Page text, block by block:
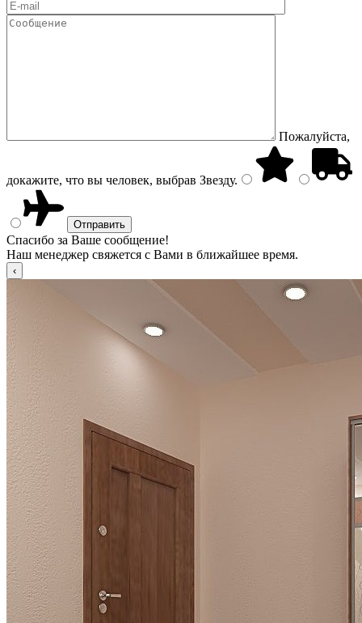
Пожалуйста,
докажите, что вы человек, выбрав Звезду.
Спасибо за Ваше сообщение!
Наш менеджер свяжется с Вами в ближайшее время.